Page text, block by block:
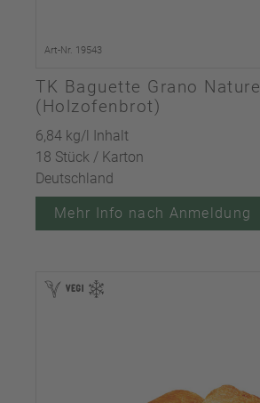
Art-Nr. 19543
TK Baguette Grano Nature
(Holzofenbrot)
6,84 kg/l Inhalt
18 Stück / Karton
Deutschland
Mehr Info nach Anmeldung